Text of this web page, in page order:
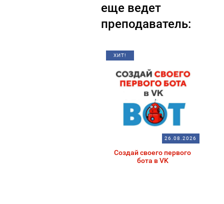
еще ведет
преподаватель:
ХИТ!
26.08.2026
Создай своего первого
бота в VK